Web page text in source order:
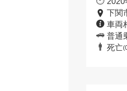
下関
車両
普通
死亡